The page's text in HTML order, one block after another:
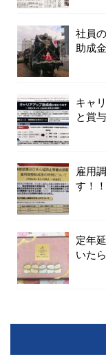
社員
助成
キャ
と賞
雇用
す！
定年
いた